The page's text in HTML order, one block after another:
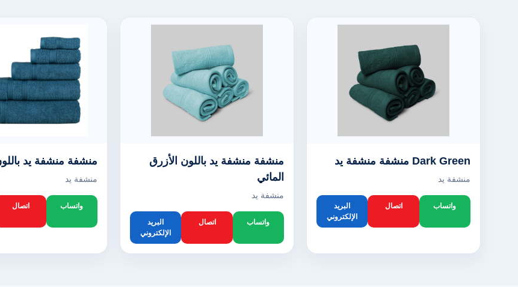
Dark Green منشفة منشفة يد
منشفة يد
واتساب اتصال
البريد
الإلكتروني
منشفة منشفة يد باللون الأزرق
المائي
منشفة يد
واتساب اتصال
البريد
الإلكتروني
منشفة منشفة يد
منشفة يد
واتساب اتصال